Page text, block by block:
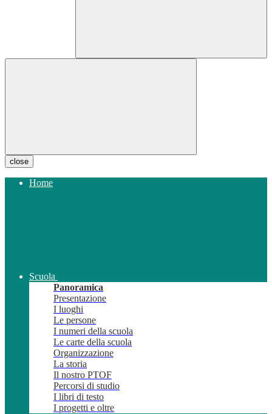
close
Home
Scuola
Panoramica
Presentazione
I luoghi
Le persone
I numeri della scuola
Le carte della scuola
Organizzazione
La storia
Il nostro PTOF
Percorsi di studio
I libri di testo
I progetti e oltre